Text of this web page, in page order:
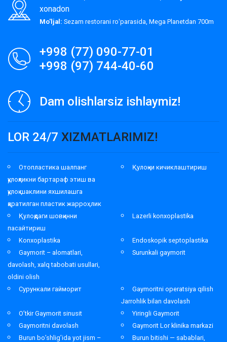
xonadon
Mo'ljal: Sezam restorani roʻparasida, Mega Planetdan 700m
+998 (77) 090-77-01
+998 (97) 744-40-60
Dam olishlarsiz ishlaymiz!
LOR 24/7 XIZMATLARIMIZ!
Отопластика шалпанг
қулоқликни бартараф этиш ва
қулоқ шаклини яхшилашга
қаратилган пластик жарроҳлик
Қулоқни кичиклаштириш
Қулоқдаги шовқинни
пасайтириш
Lazerli konxoplastika
Konxoplastika
Endoskopik septoplastika
Gaymorit – alomatlari,
davolash, xalq tabobati usullari,
oldini olish
Surunkali gaymorit
Сурункали гайморит
Gaymoritni operatsiya qilish
Jarrohlik bilan davolash
O’tkir Gaymorit sinusit
Yiringli Gaymorit
Gaymoritni davolash
Gaymorit Lor klinika markazi
Burun bo’shlig’ida yot jism –
Burun bitishi — sabablari,